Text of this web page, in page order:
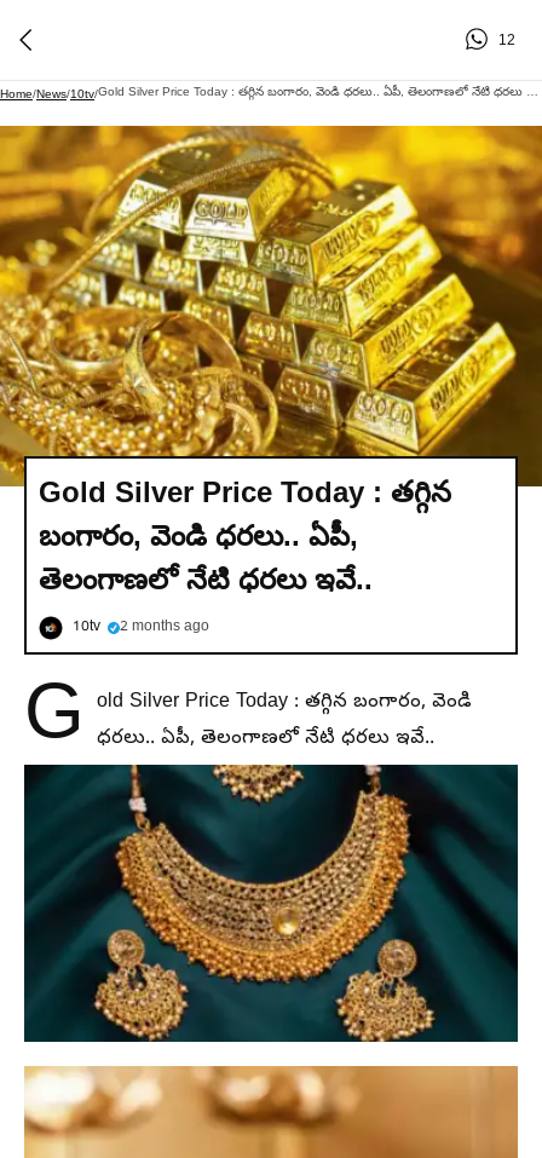
12
Home/News/10tv/
Gold Silver Price Today : తగ్గిన
బంగారం, వెండి ధరలు.. ఏపీ,
తెలంగాణలో నేటి ధరలు ఇవే..
10tv 2 months ago
G
old Silver Price Today : తగ్గిన బంగారం, వెండి
ధరలు.. ఏపీ, తెలంగాణలో నేటి ధరలు ఇవే..